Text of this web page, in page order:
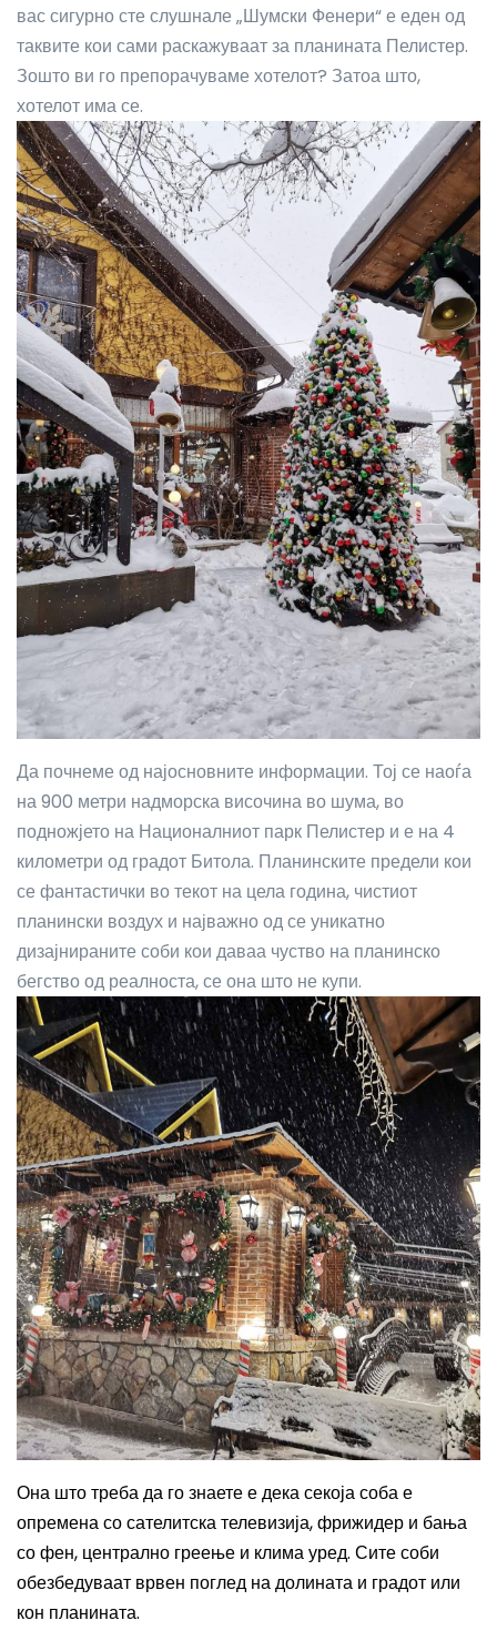
вас сигурно сте слушнале „Шумски Фенери“ е еден од
таквите кои сами раскажуваат за планината Пелистер.
Зошто ви го препорачуваме хотелот? Затоа што,
хотелот има се.
Да почнеме од најосновните информации. Тој се наоѓа
на 900 метри надморска височина во шума, во
подножјето на Националниот парк Пелистер и е на 4
километри од градот Битола. Планинските предели кои
се фантастички во текот на цела година, чистиот
планински воздух и најважно од се уникатно
дизајнираните соби кои даваа чуство на планинско
бегство од реалноста, се она што не купи.
Она што треба да го знаете е дека секоја соба е
опремена со сателитска телевизија, фрижидер и бања
со фен, централно греење и клима уред. Сите соби
обезбедуваат врвен поглед на долината и градот или
кон планината.